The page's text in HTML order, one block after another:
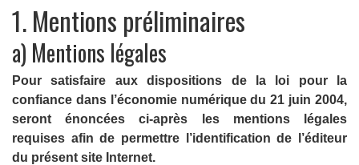
1. Mentions préliminaires
a) Mentions légales
Pour satisfaire aux dispositions de la loi pour la
confiance dans l’économie numérique du 21 juin 2004,
seront énoncées ci-après les mentions légales
requises afin de permettre l’identification de l’éditeur
du présent site Internet.